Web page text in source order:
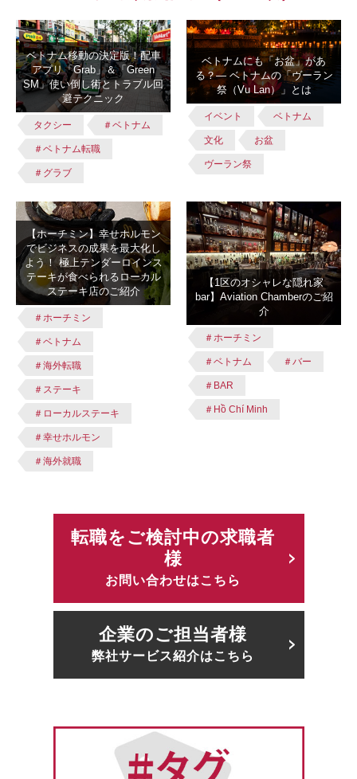
ベトナム移動の決定版！配車
アプリ「Grab」＆「Green
SM」使い倒し術とトラブル回
避テクニック
タクシー ＃ベトナム
＃ベトナム転職
＃グラブ
ベトナムにも「お盆」があ
る？― ベトナムの「ヴーラン
祭（Vu Lan）」とは
イベント ベトナム
文化 お盆
ヴーラン祭
【ホーチミン】幸せホルモン
でビジネスの成果を最大化し
よう！ 極上テンダーロインス
テーキが食べられるローカル
ステーキ店のご紹介
＃ホーチミン
＃ベトナム
＃海外転職
＃ステーキ
＃ローカルステーキ
＃幸せホルモン
＃海外就職
【1区のオシャレな隠れ家
bar】Aviation Chamberのご紹
介
＃ホーチミン
＃ベトナム ＃バー
＃BAR
＃Hồ Chí Minh
転職をご検討中の求職者
様
お問い合わせはこちら
企業のご担当者様
弊社サービス紹介はこちら